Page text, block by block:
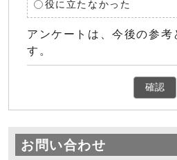
役に立たなかった
アンケートは、今後の参考
す。
確認
お問い合わせ